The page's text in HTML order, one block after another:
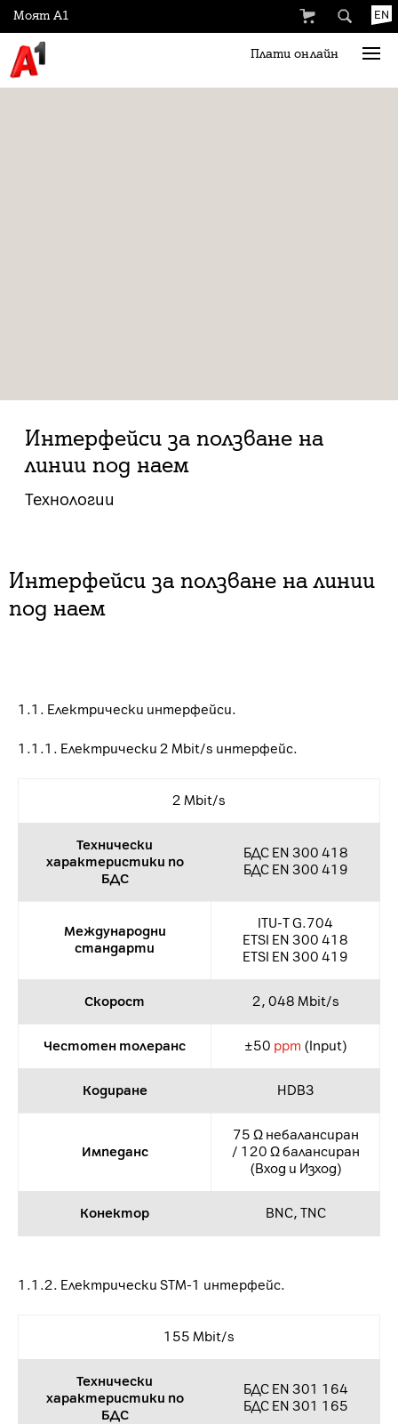
EN
Плати онлайн
Моят А1
Интерфейси за ползване на
линии под наем
Технологии
Интерфейси за ползване на линии
под наем
1.1. Електрически интерфейси.
1.1.1. Електрически 2 Mbit/s интерфейс.
2 Mbit/s
Технически
характеристики по
БДС
БДС EN 300 418
БДС EN 300 419
Международни
стандарти
ITU-Т G.704
ETSI EN 300 418
ETSI EN 300 419
Скорост 2, 048 Мbit/s
Честотен толеранс ±50 ppm (Input)
Кодиране HDB3
Импеданс
75 Ω небалансиран
/ 120 Ω балансиран
(Вход и Изход)
Конектор BNC, TNC
1.1.2. Електрически STM-1 интерфейс.
155 Mbit/s
Технически
характеристики по
БДС
БДС EN 301 164
БДС EN 301 165